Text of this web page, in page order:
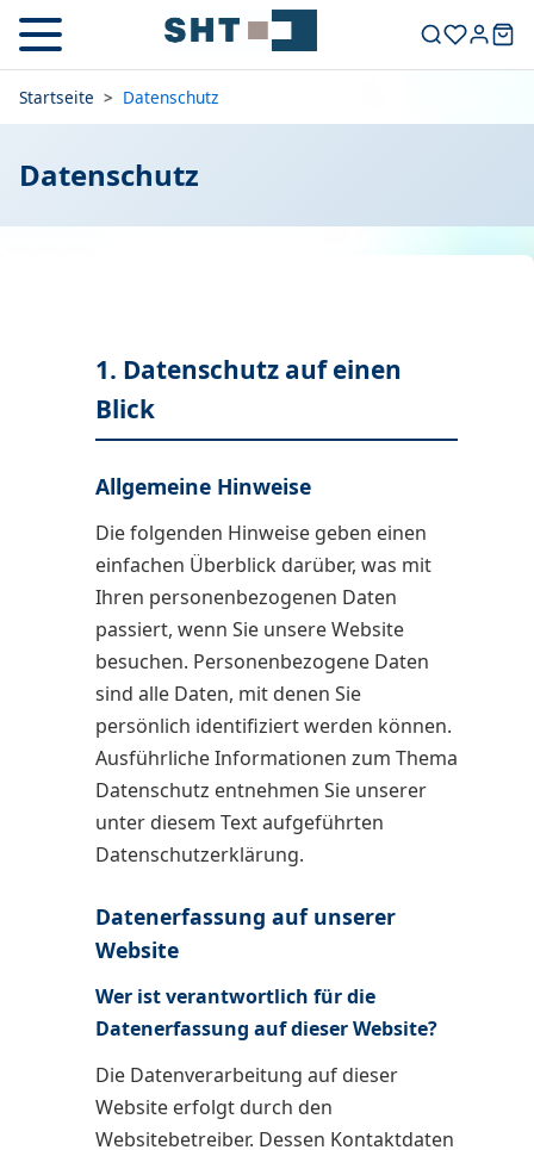
Startseite > Datenschutz
Datenschutz
1. Datenschutz auf einen
Blick
Allgemeine Hinweise
Die folgenden Hinweise geben einen
einfachen Überblick darüber, was mit
Ihren personenbezogenen Daten
passiert, wenn Sie unsere Website
besuchen. Personenbezogene Daten
sind alle Daten, mit denen Sie
persönlich identifiziert werden können.
Ausführliche Informationen zum Thema
Datenschutz entnehmen Sie unserer
unter diesem Text aufgeführten
Datenschutzerklärung.
Datenerfassung auf unserer
Website
Wer ist verantwortlich für die
Datenerfassung auf dieser Website?
Die Datenverarbeitung auf dieser
Website erfolgt durch den
Websitebetreiber. Dessen Kontaktdaten